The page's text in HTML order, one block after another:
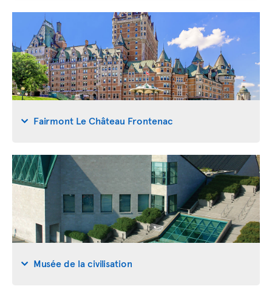
Fairmont Le Château Frontenac
Musée de la civilisation